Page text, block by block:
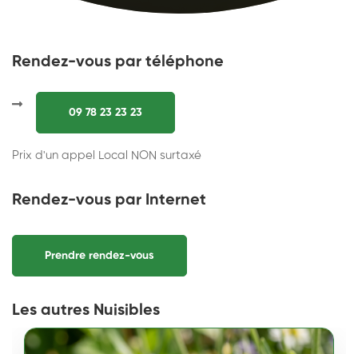
Rendez-vous par téléphone
09 78 23 23 23
Prix d'un appel Local NON surtaxé
Rendez-vous par Internet
Prendre rendez-vous
Les autres Nuisibles